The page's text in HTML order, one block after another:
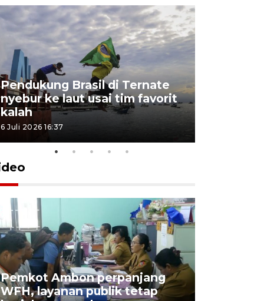
Pendukung Brasil di Ternate
nyebur ke laut usai tim favorit
kalah
6 Juli 2026 16:37
Pemkot Ambon perpanjang
WFH, layanan publik tetap